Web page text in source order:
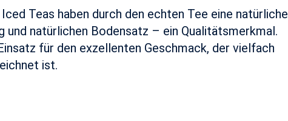
Iced Teas haben durch den echten Tee eine natürliche
und natürlichen Bodensatz – ein Qualitätsmerkmal.
für den exzellenten Geschmack, der vielfach
ist.